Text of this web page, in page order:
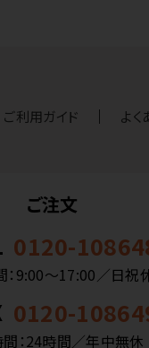
ご利用ガイド よく
ご注文
0120-
：9:00〜17:00／日祝
0120-
：24時間／年中無休